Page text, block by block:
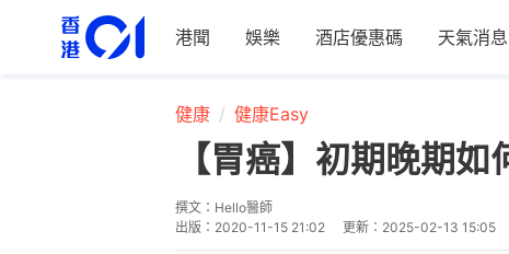
港聞 娛樂 酒店優惠碼 天氣消息
健康 健康Easy
【胃癌】初期晚期
撰文： Hello醫師
出版： 2020-11-15 21:02 更新： 2025-02-13 15:05